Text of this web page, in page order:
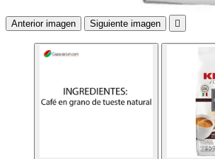
Anterior imagen Siguiente imagen 